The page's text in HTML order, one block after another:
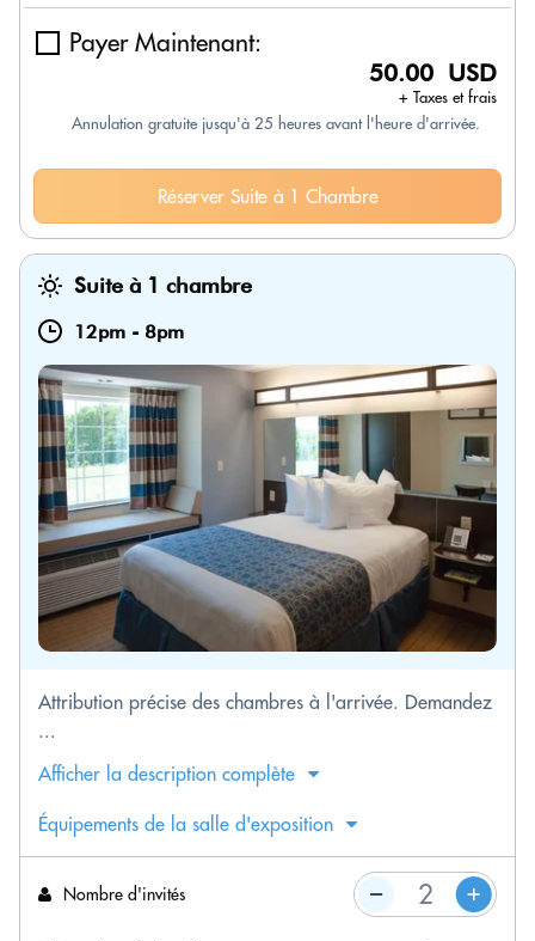
Payer Maintenant:
50.00 USD
+ Taxes et frais
Annulation gratuite jusqu'à 25 heures avant l'heure d'arrivée.
Réserver Suite à 1 Chambre
Suite à 1 chambre
12pm - 8pm
Attribution précise des chambres à l'arrivée. Demandez
...
Afficher la description complète
Équipements de la salle d'exposition
Nombre d'invités